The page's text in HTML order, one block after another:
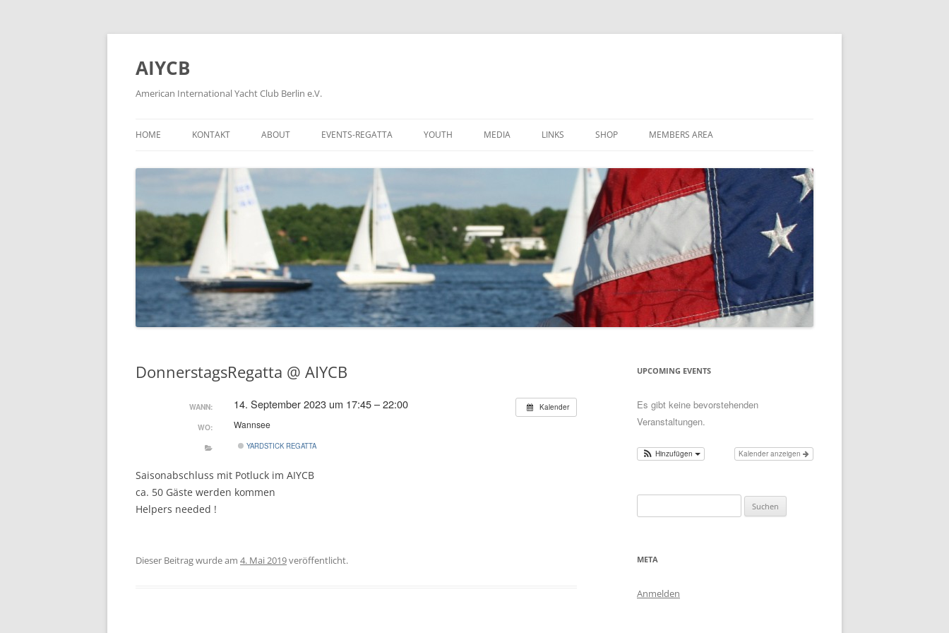
Zum
AIYCB
American International Yacht Club Berlin e.V.
HOME KONTAKT ABOUT
WIE WIRD MAN CLUBMITGLIED
HISTORY OF GROUNDS
FORMER MEMBERS OF AYCB
PLEASE KLICK HERE
EVENTS-REGATTA
DONNERSTAGSREGATTA
FERIENREGATTA
BERLINER REGATTAKALENDER
YARDSTICKLISTE W/UH
YARDSTICKZAHLEN DSV
YOUTH MEDIA LINKS SHOP MEMBERS AREA
DonnerstagsRegatta @ AIYCB
Kalender
WANN: 14. September 2023 um 17:45 – 22:00
WO: Wannsee
YARDSTICK REGATTA
Saisonabschluss mit Potluck im AIYCB
ca. 50 Gäste werden kommen
Helpers needed !
Dieser Beitrag wurde am 4. Mai 2019veröffentlicht.
UPCOMING EVENTS
Es gibt keine bevorstehenden
Veranstaltungen.
Kalender anzeigen
Hinzufügen
nach:
META
Anmelden